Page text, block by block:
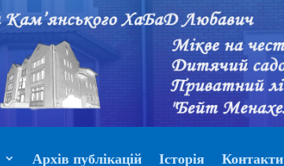
Архів публікацій Історія Контакти